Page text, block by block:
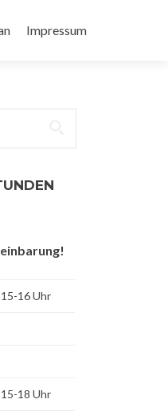
Impressum
15-16 Uhr
15-18 Uhr